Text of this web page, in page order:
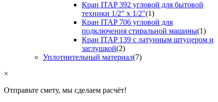
Кран ITAP 392 угловой для бытовой
техники 1/2" х 1/2"(1)
Кран ITAP 706 угловой для
подключения стиральной машины(1)
Кран ITAP 139 с латунным штуцером и
заглушкой(2)
Уплотнительный материал(7)
×
Отправьте смету, мы сделаем расчёт!